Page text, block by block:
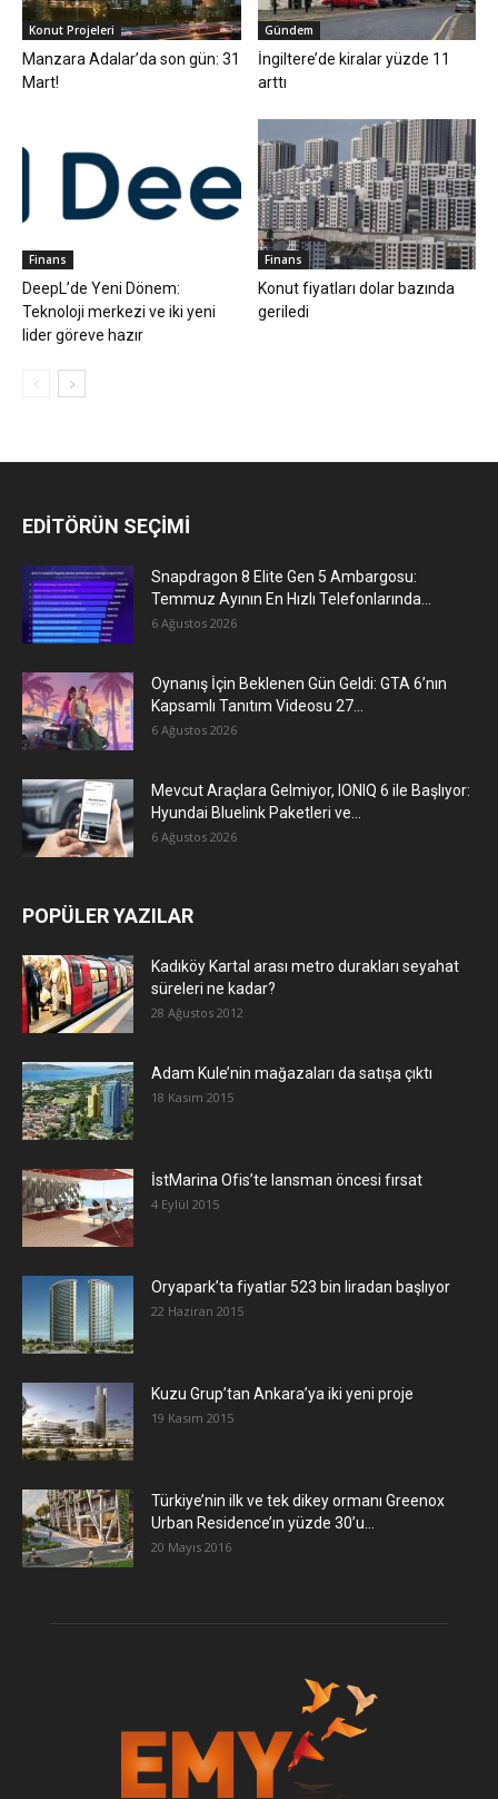
Konut Projeleri
Manzara Adalar’da son gün: 31
Mart!
Gündem
İngiltere’de kiralar yüzde 11
arttı
Finans
DeepL’de Yeni Dönem:
Teknoloji merkezi ve iki yeni
lider göreve hazır
Finans
Konut fiyatları dolar bazında
geriledi
EDİTÖRÜN SEÇİMİ
Snapdragon 8 Elite Gen 5 Ambargosu:
Temmuz Ayının En Hızlı Telefonlarında...
6 Ağustos 2026
Oynanış İçin Beklenen Gün Geldi: GTA 6’nın
Kapsamlı Tanıtım Videosu 27...
6 Ağustos 2026
Mevcut Araçlara Gelmiyor, IONIQ 6 ile Başlıyor:
Hyundai Bluelink Paketleri ve...
6 Ağustos 2026
POPÜLER YAZILAR
Kadıköy Kartal arası metro durakları seyahat
süreleri ne kadar?
28 Ağustos 2012
Adam Kule’nin mağazaları da satışa çıktı
18 Kasım 2015
İstMarina Ofis’te lansman öncesi fırsat
4 Eylül 2015
Oryapark’ta fiyatlar 523 bin liradan başlıyor
22 Haziran 2015
​Kuzu Grup’tan Ankara’ya iki yeni proje
19 Kasım 2015
Türkiye’nin ilk ve tek dikey ormanı Greenox
Urban Residence’ın yüzde 30’u...
20 Mayıs 2016